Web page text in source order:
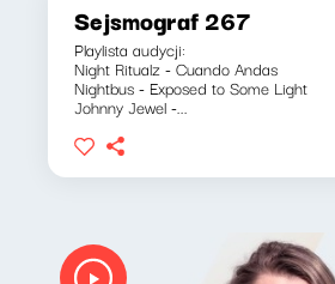
Sejsmograf 267
Playlista audycji:
Night Ritualz - Cuando Andas
Nightbus - Exposed to Some Light
Johnny Jewel -...